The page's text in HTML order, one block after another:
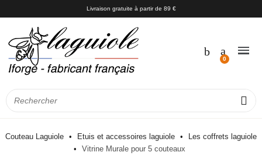
Livraison gratuite à partir de 89 €
Couteau Laguiole Etuis et accessoires laguiole
Les coffrets laguiole
Vitrine Murale pour 5 couteaux